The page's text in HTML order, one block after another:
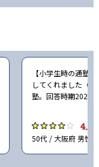
【小学生時の通塾
してくれました（
塾。回答時期2023
4.0
50代 / 大阪府 男性